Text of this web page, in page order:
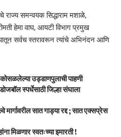
राज्य समन्वयक सिद्धाराम मशाळे,
हेमा वाघ, आयटी विभाग प्रमुख
सर्वच स्तरावरून त्यांचे अभिनंदन आणि
उड्डाणपुलाची पाहणी
स्पर्धेसाठी जिल्हा संघाला
सात गाड्या रद्द ; सात एक्सप्रेस
मिळणार स्वतःच्या इमारती !